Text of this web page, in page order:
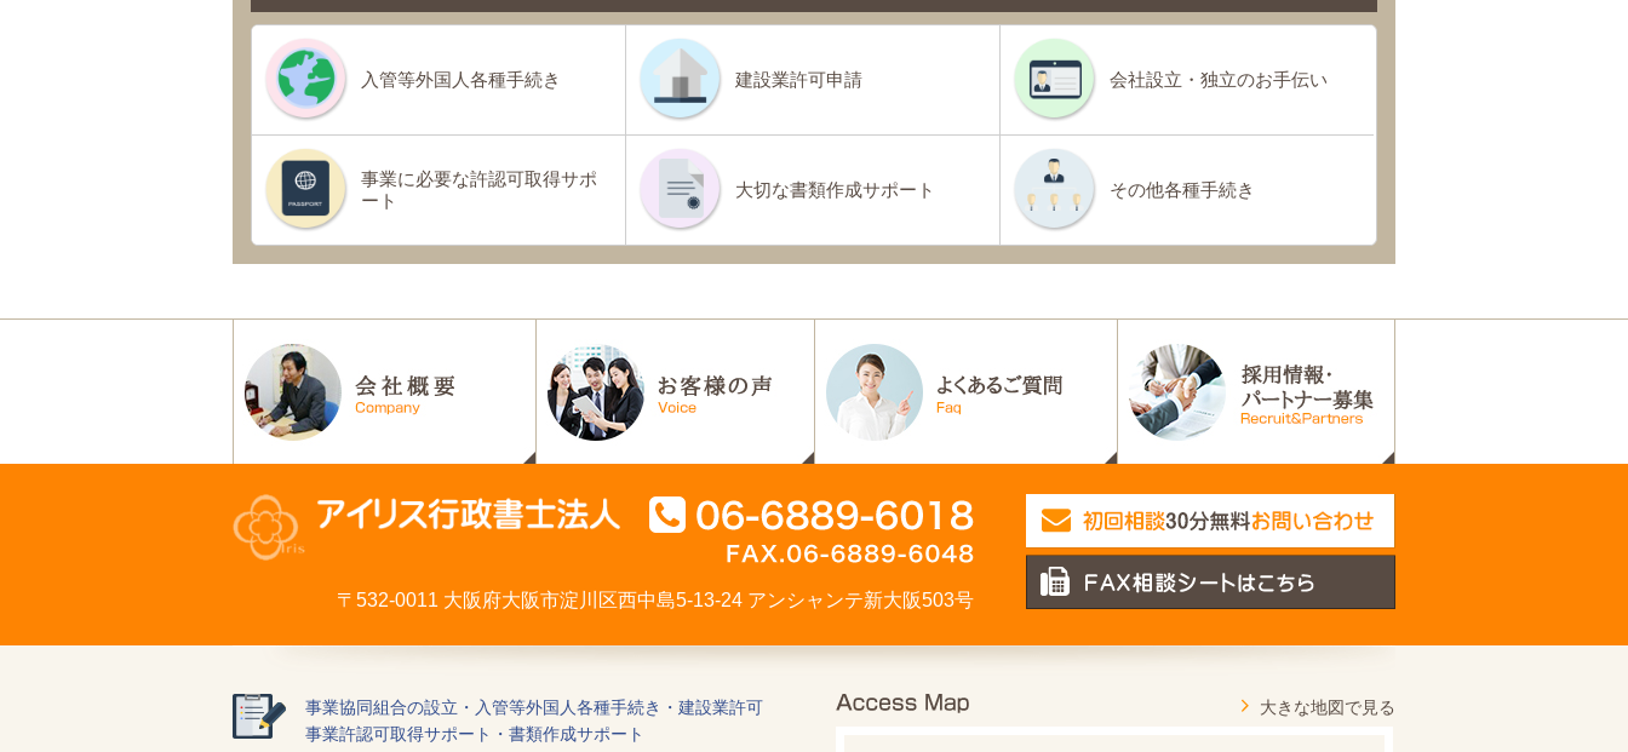
入管等外国人各種手続き 建設業許可申請 会社設立・独立のお手伝い
事業に必要な許認可取得サポ
ート
大切な書類作成サポート その他各種手続き
〒532-0011 大阪府大阪市淀川区西中島5-13-24 アンシャンテ新大阪503号
事業協同組合の設立・入管等外国人各種手続き・建設業許可
事業許認可取得サポート・書類作成サポート
大きな地図で見る